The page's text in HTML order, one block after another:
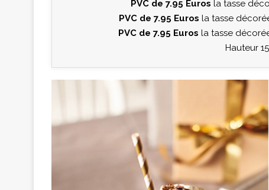
PVC de 7.95 Euros la tasse
PVC de 7.95 Euros la tasse
PVC de 7.95 Euros la tasse
Hauteur